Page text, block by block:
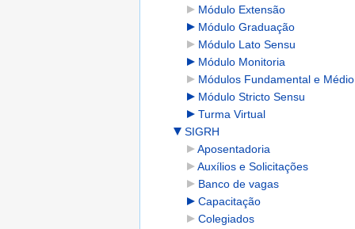
Módulo Extensão
Módulo Graduação
Módulo Lato Sensu
Módulo Monitoria
Módulos Fundamental e Médio
Módulo Stricto Sensu
Turma Virtual
SIGRH
Aposentadoria
Auxílios e Solicitações
Banco de vagas
Capacitação
Colegiados